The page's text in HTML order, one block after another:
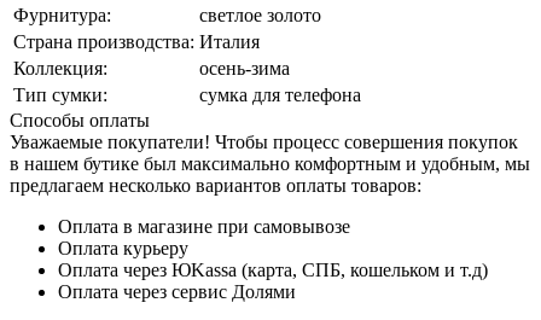
Фурнитура:
светлое золото
Страна производства: Италия
Коллекция:
осень-зима
Тип сумки:
сумка для телефона
Способы оплаты
Уважаемые покупатели! Чтобы процесс совершения покупок
в нашем бутике был максимально комфортным и удобным, мы
предлагаем несколько вариантов оплаты товаров:
Оплата в магазине при самовывозе
Оплата курьеру
Оплата через ЮKassa (карта, СПБ, кошельком и т.д)
Оплата через сервис Долями